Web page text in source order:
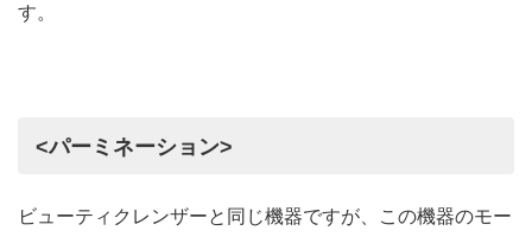
す。
<パーミネーション>
ビューティクレンザーと同じ機器ですが、この機器のモー